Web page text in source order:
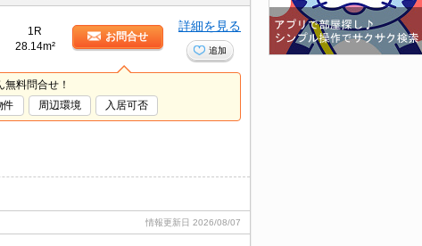
1R
28.14m²
お問合せ
詳細を見る
追加
料問合せ！
件 周辺環境 入居可否
情報更新日 2026/08/07